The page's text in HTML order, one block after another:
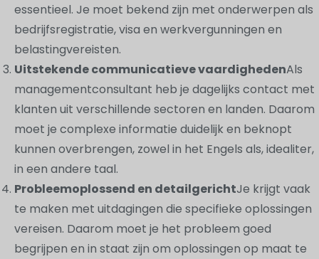
essentieel. Je moet bekend zijn met onderwerpen als
bedrijfsregistratie, visa en werkvergunningen en
belastingvereisten.
Uitstekende communicatieve vaardighedenAls
managementconsultant heb je dagelijks contact met
klanten uit verschillende sectoren en landen. Daarom
moet je complexe informatie duidelijk en beknopt
kunnen overbrengen, zowel in het Engels als, idealiter,
in een andere taal.
Probleemoplossend en detailgerichtJe krijgt vaak
te maken met uitdagingen die specifieke oplossingen
vereisen. Daarom moet je het probleem goed
begrijpen en in staat zijn om oplossingen op maat te